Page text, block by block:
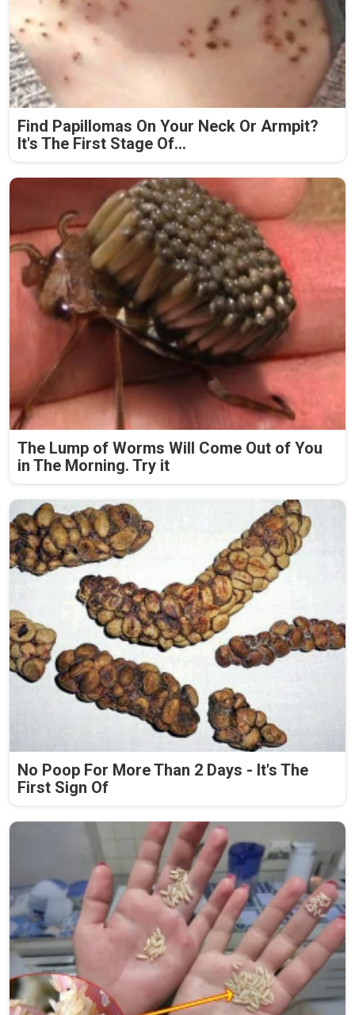
Find Papillomas On Your Neck Or Armpit?
It's The First Stage Of...
The Lump of Worms Will Come Out of You
in The Morning. Try it
No Poop For More Than 2 Days - It's The
First Sign Of